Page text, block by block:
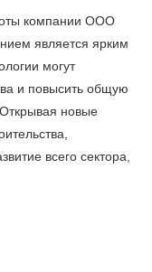
компании ООО
является ярким
могут
и повысить общую
новые
всего сектора,